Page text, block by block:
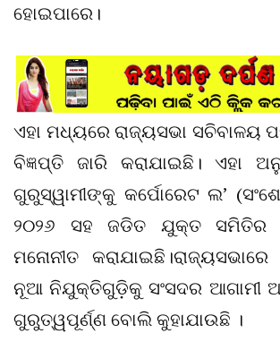
ହୋଇପାରେ।
ଏହା ମଧ୍ୟରେ ରାଜ୍ୟସଭା
ବିଜ୍ଞପ୍ତି ଜାରି କରାଯାଇଛି। ଏହା
ଗୁରୁସ୍ୱାମୀଙ୍କୁ କର୍ପୋରେଟ ଲ’
୨୦୨୬ ସହ ଜଡିତ ଯୁକ୍ତ ସମିତିର
ମନୋନୀତ
ନୂଆ ନିଯୁକ୍ତିଗୁଡ଼ିକୁ ସଂସଦର ଆଗାମୀ
ଗୁରୁତ୍ୱପୂର୍ଣ୍ଣ ବୋଲି କୁହାଯାଉଛି ।